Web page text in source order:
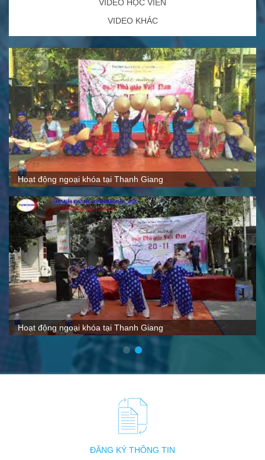
VIDEO HỌC VIÊN
VIDEO KHÁC
Quy mô, cách thức hoạt động tại Thanh Giang
VTC nói gì về Thanh Giang
ĐĂNG KÝ THÔNG TIN